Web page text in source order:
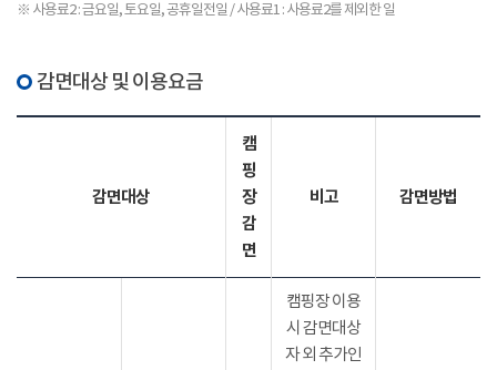
※ 사용료2 : 금요일, 토요일, 공휴일전일 / 사용료1 : 사용료2를 제외한 일
감면대상 및 이용요금
감면대상
캠
핑
장
감
면
비고 감면방법
캠핑장 이용
시 감면대상
자 외 추가인